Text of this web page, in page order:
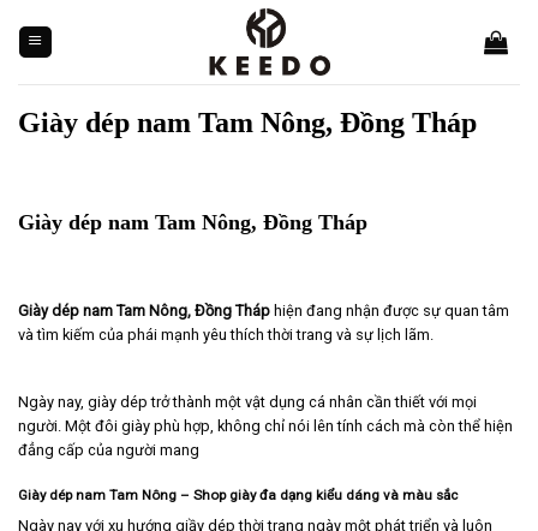
content
Giày dép nam Tam Nông, Đồng Tháp
Giày dép nam Tam Nông, Đồng Tháp
Giày dép nam Tam Nông, Đồng Tháp hiện đang nhận được sự quan tâm
và tìm kiếm của phái mạnh yêu thích thời trang và sự lịch lãm.
Ngày nay, giày dép trở thành một vật dụng cá nhân cần thiết với mọi
người. Một đôi giày phù hợp, không chỉ nói lên tính cách mà còn thể hiện
đẳng cấp của người mang
Giày dép nam Tam Nông – Shop giày đa dạng kiểu dáng và màu sắc
Ngày nay với xu hướng giầy dép thời trang ngày một phát triển và luôn